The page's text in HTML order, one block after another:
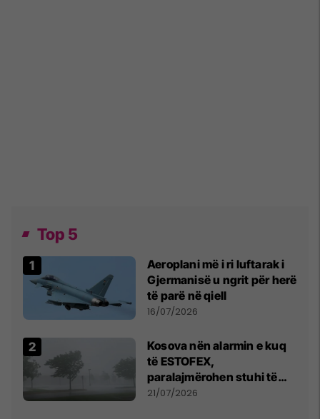
Top 5
Aeroplani më i ri luftarak i
Gjermanisë u ngrit për herë
të parë në qiell
16/07/2026
Kosova nën alarmin e kuq
të ESTOFEX,
paralajmërohen stuhi të
fuqishme me breshër dhe
21/07/2026